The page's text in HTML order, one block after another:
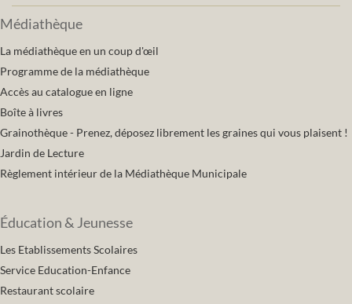
Médiathèque
La médiathèque en un coup d'œil
Programme de la médiathèque
Accès au catalogue en ligne
Boîte à livres
Grainothèque - Prenez, déposez librement les graines qui vous plaisent !
Jardin de Lecture
Règlement intérieur de la Médiathèque Municipale
Éducation & Jeunesse
Les Etablissements Scolaires
Service Education-Enfance
Restaurant scolaire